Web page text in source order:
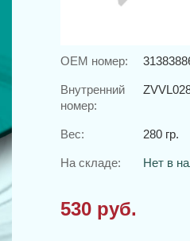
OEM номер:
Внутренний
номер:
Вес: 280 гр.
На складе: Нет в
530 руб.